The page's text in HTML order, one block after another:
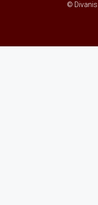
© Divanis